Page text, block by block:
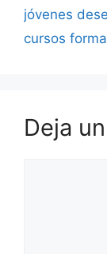
jóvenes
cursos
Deja